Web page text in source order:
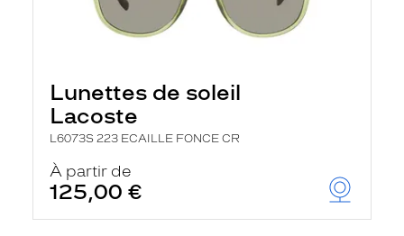
Lunettes de soleil
Lacoste
L6073S 223 ECAILLE FONCE CR
À partir de
125,00 €